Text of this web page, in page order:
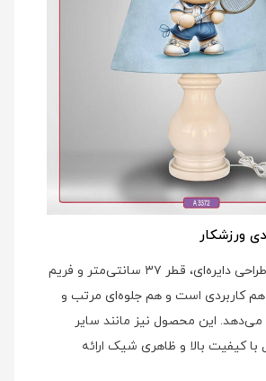
ورزشکار
ساعت دیواری با طراحی دایره‌ای، قطر ۳۷ سانتی‌متر و فریم
کاربردی است و هم جلوه‌ای مرتب و
می‌دهد. این محصول نیز مانند سایر
با کیفیت بالا و ظاهری شیک ارائه